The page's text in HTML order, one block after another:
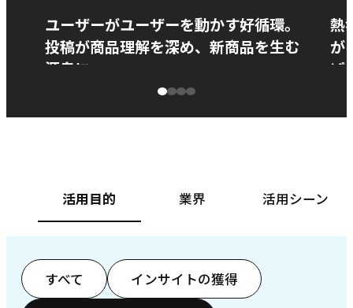
ユーザーがユーザーを動かす好循環。
投稿が商品理解を深め、新商品を生む
源泉に
熱
が
ぱ
活用目的 業界 活用シーン
すべて インサイトの獲得